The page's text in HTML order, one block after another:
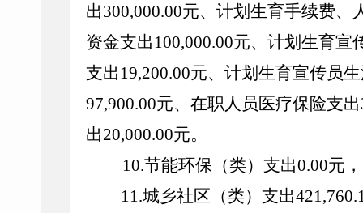
出300,000.00元、计划生育手续费、
资金支出 100,000.00元、计划生育宣
支出 19,200.00元、计划生育宣传员
97,900.00元、在职人员医疗保险支出
出20,000.00元。
10.节能环保（类）支出0.00元
11.城乡社区（类）支出